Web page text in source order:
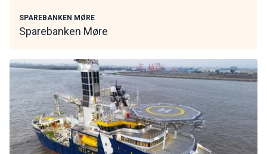
SPAREBANKEN MØRE
Sparebanken Møre